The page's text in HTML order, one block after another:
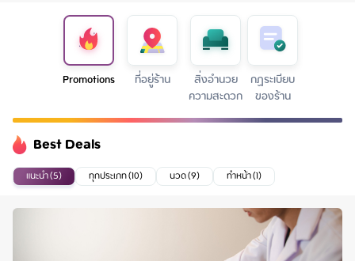
Thursday 09:00 - 20:00
Promotions ที่อยู่ร้าน สิ่งอำนวย
ความสะดวก
กฏระเบียบ
ของร้าน
Best Deals
แนะนำ (5) ทุกประเภท (10) นวด (9) ทำหน้า (1)